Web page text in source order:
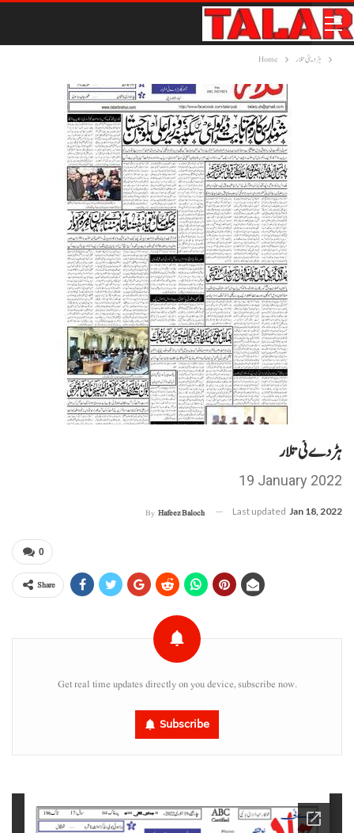
Home ہڑدیئی تلار
ہڑدے ئی تلار
19 January 2022
By Hafeez Baloch Last updated Jan 18, 2022
0
Share
Get real time updates directly on you device, subscribe now.
Subscribe